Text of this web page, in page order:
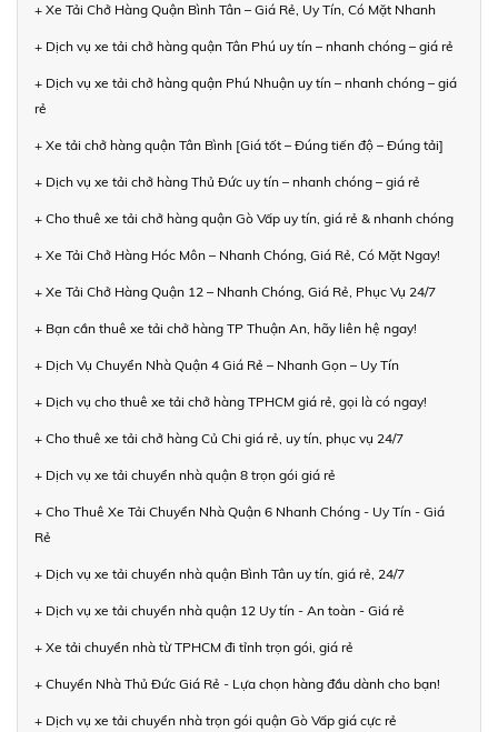
+ Xe Tải Chở Hàng Quận Bình Tân – Giá Rẻ, Uy Tín, Có Mặt Nhanh
+ Dịch vụ xe tải chở hàng quận Tân Phú uy tín – nhanh chóng – giá rẻ
+ Dịch vụ xe tải chở hàng quận Phú Nhuận uy tín – nhanh chóng – giá
rẻ
+ Xe tải chở hàng quận Tân Bình [Giá tốt – Đúng tiến độ – Đúng tải]
+ Dịch vụ xe tải chở hàng Thủ Đức uy tín – nhanh chóng – giá rẻ
+ Cho thuê xe tải chở hàng quận Gò Vấp uy tín, giá rẻ & nhanh chóng
+ Xe Tải Chở Hàng Hóc Môn – Nhanh Chóng, Giá Rẻ, Có Mặt Ngay!
+ Xe Tải Chở Hàng Quận 12 – Nhanh Chóng, Giá Rẻ, Phục Vụ 24/7
+ Bạn cần thuê xe tải chở hàng TP Thuận An, hãy liên hệ ngay!
+ Dịch Vụ Chuyển Nhà Quận 4 Giá Rẻ – Nhanh Gọn – Uy Tín
+ Dịch vụ cho thuê xe tải chở hàng TPHCM giá rẻ, gọi là có ngay!
+ Cho thuê xe tải chở hàng Củ Chi giá rẻ, uy tín, phục vụ 24/7
+ Dịch vụ xe tải chuyển nhà quận 8 trọn gói giá rẻ
+ Cho Thuê Xe Tải Chuyển Nhà Quận 6 Nhanh Chóng - Uy Tín - Giá
Rẻ
+ Dịch vụ xe tải chuyển nhà quận Bình Tân uy tín, giá rẻ, 24/7
+ Dịch vụ xe tải chuyển nhà quận 12 Uy tín - An toàn - Giá rẻ
+ Xe tải chuyển nhà từ TPHCM đi tỉnh trọn gói, giá rẻ
+ Chuyển Nhà Thủ Đức Giá Rẻ - Lựa chọn hàng đầu dành cho bạn!
+ Dịch vụ xe tải chuyển nhà trọn gói quận Gò Vấp giá cực rẻ